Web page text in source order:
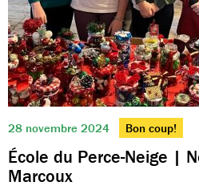
28 novembre 2024 Bon coup!
École du Perce-Neige |
Marcoux